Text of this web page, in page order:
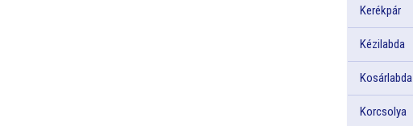
Kerékpár
Kézilabda
Kosárlabda
Korcsolya